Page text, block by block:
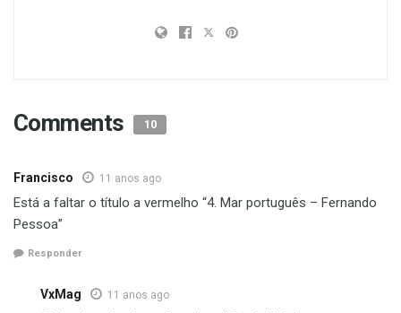
Comments 10
Francisco 11 anos ago
Está a faltar o título a vermelho “4. Mar português – Fernando
Pessoa”
Responder
VxMag 11 anos ago